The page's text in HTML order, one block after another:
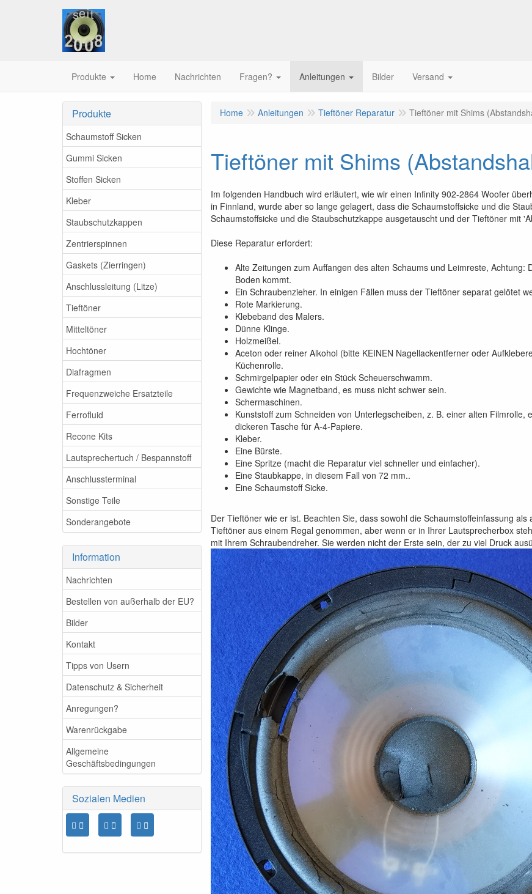
Produkte Home Nachrichten Fragen? Anleitungen Bilder Versand
Produkte
Schaumstoff Sicken
Gummi Sicken
Stoffen Sicken
Kleber
Staubschutzkappen
Zentrierspinnen
Gaskets (Zierringen)
Anschlussleitung (Litze)
Tieftöner
Mitteltöner
Hochtöner
Diafragmen
Frequenzweiche Ersatzteile
Ferrofluid
Recone Kits
Lautsprechertuch / Bespannstoff
Anschlussterminal
Sonstige Teile
Sonderangebote
Information
Nachrichten
Bestellen von außerhalb der EU?
Bilder
Kontakt
Tipps von Usern
Datenschutz & Sicherheit
Anregungen?
Warenrückgabe
Allgemeine
Geschäftsbedingungen
Sozialen Medien
Home Anleitungen Tieftöner Reparatur Tieftöner mit Shims
Tieftöner mit Shims
Im folgenden Handbuch wird erläutert, wie wir einen Infinity 902-2864 Woofer
in Finnland, wurde aber so lange gelagert, dass die Schaumstoffsicke und die
Schaumstoffsicke und die Staubschutzkappe ausgetauscht und der Tieftöner mit
Diese Reparatur erfordert:
Alte Zeitungen zum Auffangen des alten Schaums und Leimreste,
Boden kommt.
Ein Schraubenzieher. In einigen Fällen muss der Tieftöner separat gelötet
Rote Markierung.
Klebeband des Malers.
Dünne Klinge.
Holzmeißel.
Aceton oder reiner Alkohol (bitte KEINEN Nagellackentferner oder
Küchenrolle.
Schmirgelpapier oder ein Stück Scheuerschwamm.
Gewichte wie Magnetband, es muss nicht schwer sein.
Schermaschinen.
Kunststoff zum Schneiden von Unterlegscheiben, z. B. einer alten
dickeren Tasche für A-4-Papiere.
Kleber.
Eine Bürste.
Eine Spritze (macht die Reparatur viel schneller und einfacher).
Eine Staubkappe, in diesem Fall von 72 mm..
Eine Schaumstoff Sicke.
Der Tieftöner wie er ist. Beachten Sie, dass sowohl die Schaumstoffeinfassung
Tieftöner aus einem Regal genommen, aber wenn er in Ihrer Lautsprecherbox
mit Ihrem Schraubendreher. Sie werden nicht der Erste sein, der zu viel Druck